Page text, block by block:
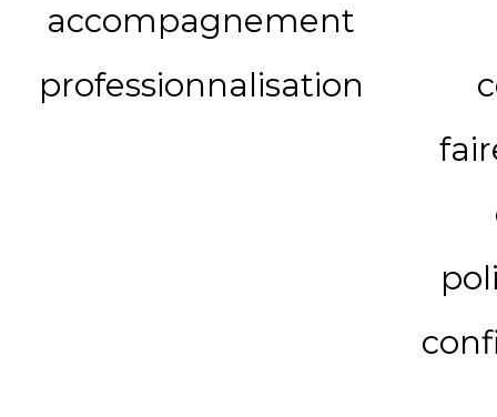
accompagnement
professionnalisation